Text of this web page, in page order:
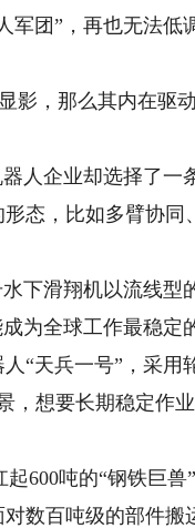
团”，再也无法低
，那么其内在驱
企业却选择了一
态，比如多臂协同
下滑翔机以流线型
为全球工作最稳定
天兵一号”，采用
，想要长期稳定作
吨的“钢铁巨兽
数百吨级的部件搬